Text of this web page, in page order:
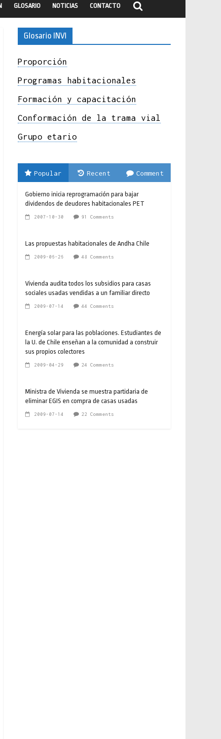
GLOSARIO NOTICIAS CONTACTO
Glosario INVI
Proporción
Programas habitacionales
Formación y capacitación
Conformación de la trama vial
Grupo etario
Popular Recent Comment
Gobierno inicia reprogramación para bajar
dividendos de deudores habitacionales PET
2007-10-30 91 Comments
Las propuestas habitacionales de Andha Chile
2009-06-26 48 Comments
Vivienda audita todos los subsidios para casas
sociales usadas vendidas a un familiar directo
2009-07-14 44 Comments
Energía solar para las poblaciones. Estudiantes de
la U. de Chile enseñan a la comunidad a construir
sus propios colectores
2009-04-29 24 Comments
Ministra de Vivienda se muestra partidaria de
eliminar EGIS en compra de casas usadas
2009-07-14 22 Comments